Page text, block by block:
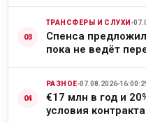
ТРАНСФЕРЫ И СЛУХИ
Спенса
пока не ведёт
РАЗНОЕ 07.08.2026
€17 млн в год и
условия